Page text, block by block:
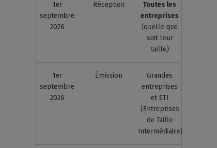
1er
septembre
2026
Réception
Toutes les
entreprises
(quelle que
soit leur
taille)
1er
septembre
2026
Émission
Grandes
entreprises
et ETI
(Entreprises
de Taille
Intermédiaire)